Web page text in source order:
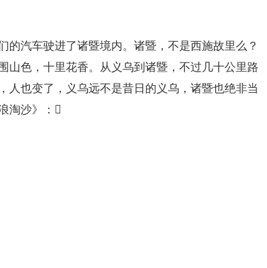
汽车驶进了诸暨境内。诸暨，不是西施故里么？
山色，十里花香。从义乌到诸暨，不过几十公里路
人也变了，义乌远不是昔日的义乌，诸暨也绝非当
淘沙》：